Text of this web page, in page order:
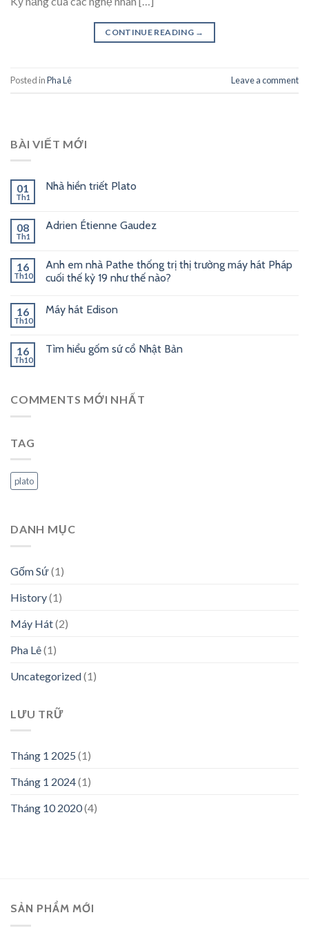
CONTINUE READING →
Posted inPha Lê Leave a comment
BÀI VIẾT MỚI
01
Th1
Nhà hiền triết Plato
08
Th1
Adrien Étienne Gaudez
16
Th10
Anh em nhà Pathe thống trị thị trường máy hát Pháp
cuối thế kỷ 19 như thế nào?
16
Th10
Máy hát Edison
16
Th10
Tìm hiểu gốm sứ cổ Nhật Bản
COMMENTS MỚI NHẤT
TAG
plato
DANH MỤC
Gốm Sứ(1)
History(1)
Máy Hát(2)
Pha Lê(1)
Uncategorized(1)
LƯU TRỮ
Tháng 1 2025 (1)
Tháng 1 2024(1)
Tháng 10 2020(4)
SẢN PHẨM MỚI